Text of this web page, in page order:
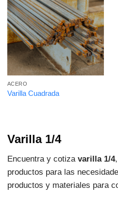
ACERO
Varilla Cuadrada
Varilla 1/4
Encuentra y cotiza varilla 1/4
productos para las
productos y materiales para